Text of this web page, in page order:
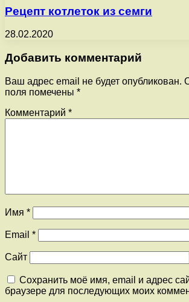
Рецепт котлеток из семги
28.02.2020
Добавить комментарий
Ваш адрес email не будет опубликован.
поля помечены *
Комментарий *
Имя *
Email *
Сайт
Сохранить моё имя, email и адрес
браузере для последующих моих